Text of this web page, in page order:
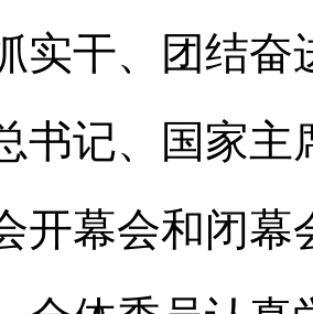
实干、团结奋
书记、国家主
开幕会和闭幕